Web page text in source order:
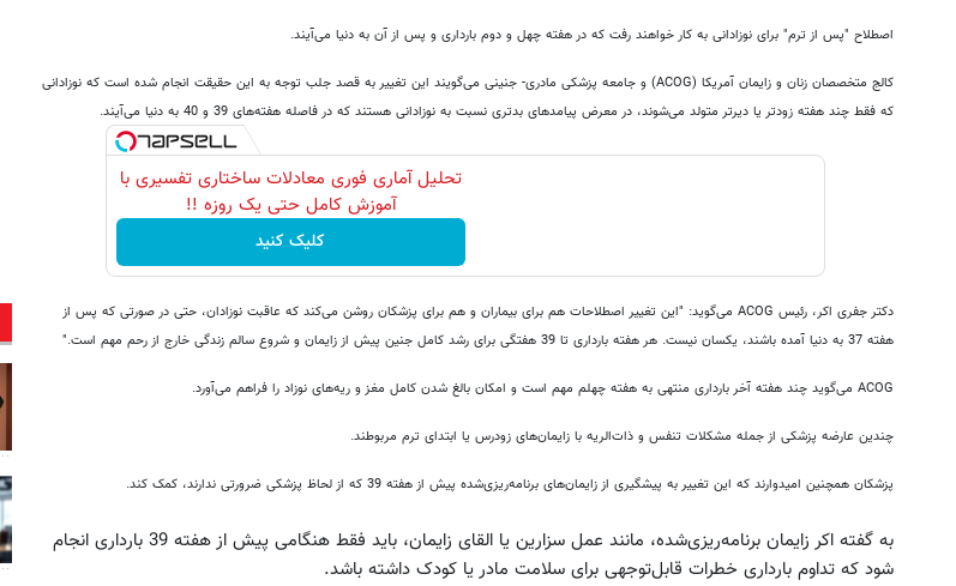
اصطلاح "پس از ترم" برای نوزادانی به کار خواهند رفت که در هفته چهل و دوم بارداری و پس از آن به دنیا می‌آیند.
کالج متخصصان زنان و زایمان آمریکا (ACOG) و جامعه پزشکی مادری- جنینی می‌گویند این تغییر به قصد جلب توجه به این حقیقت انجام شده است که نوزادانی
که فقط چند هفته زودتر یا دیرتر متولد می‌شوند، در معرض پیامدهای بدتری نسبت به نوزادانی هستند که در فاصله هفته‌های 39 و 40 به دنیا می‌آیند.
تحلیل آماری فوری معادلات ساختاری تفسیری با
آموزش کامل حتی یک روزه !!
کلیک کنید
دکتر جفری اکر، رئیس ACOG می‌گوید: "این تغییر اصطلاحات هم برای بیماران و هم برای پزشکان روشن می‌کند که عاقبت نوزادان، حتی در صورتی که پس از
هفته 37 به دنیا آمده باشند، یکسان نیست. هر هفته بارداری تا 39 هفتگی برای رشد کامل جنین پیش از زایمان و شروع سالم زندگی خارج از رحم مهم است."
ACOG می‌گوید چند هفته آخر بارداری منتهی به هفته چهلم مهم است و امکان بالغ شدن کامل مغز و ریه‌های نوزاد را فراهم می‌آورد.
چندین عارضه پزشکی از جمله مشکلات تنفس و ذات‌الریه با زایمان‌های زودرس یا ابتدای ترم مربوطند.
پزشکان همچنین امیدوارند که این تغییر به پیشگیری از زایمان‌های برنامه‌ریزی‌شده پیش از هفته 39 که از لحاظ پزشکی ضرورتی ندارند، کمک کند.
به گفته اکر زایمان برنامه‌ریزی‌شده، مانند عمل سزارین یا القای زایمان، باید فقط هنگامی پیش از هفته 39 بارداری انجام
شود که تداوم بارداری خطرات قابل‌توجهی برای سلامت مادر یا کودک داشته باشد.